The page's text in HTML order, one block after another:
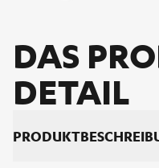
DAS
DE­TAIL